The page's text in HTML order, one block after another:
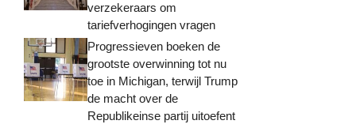
verzekeraars om
tariefverhogingen vragen
Progressieven boeken de
grootste overwinning tot nu
toe in Michigan, terwijl Trump
de macht over de
Republikeinse partij uitoefent